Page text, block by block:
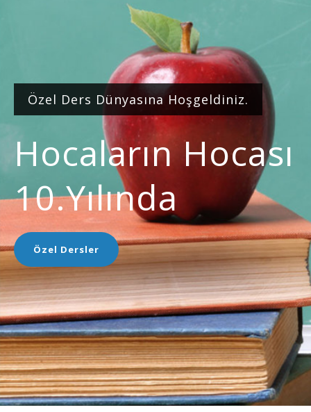
Özel Ders Dünyasına Hoşgeldiniz.
Hocaların Hocası
10.yılında
Özel Dersler